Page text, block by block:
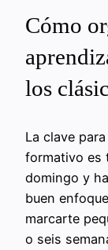
Cómo
los
La clave
formativo es
domingo y
buen
marcarte
o seis